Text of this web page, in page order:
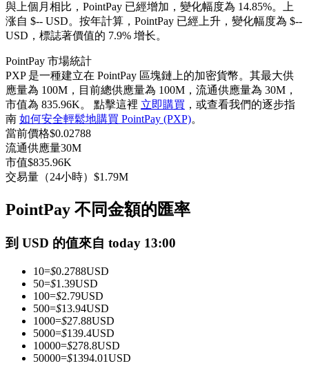
USDC永續
與頂尖交易專家同行
成為跟單交易員
與上個月相比，PointPay 已經增加，變化幅度為 14.85%。上
涨自 $-- USD。 按年計算，PointPay 已經上升，變化幅度為 $--
USD，標誌著價值的 7.9% 增长。
PointPay 市場統計
PXP 是一種建立在 PointPay 區塊鏈上的加密貨幣。其最大供
應量為 100M，目前總供應量為 100M，流通供應量為 30M，
市值為 835.96K。 點擊這裡 立即購買 ，或查看我們的逐步指
南 如何安全輕鬆地購買 PointPay (PXP)。
當前價格$0.02788
流通供應量30M
市值$835.96K
交易量（24小時） $1.79M
PointPay 不同金額的匯率
到 USD 的值來自 today 13:00
10=$0.2788USD
50=$1.39USD
100=$2.79USD
500=$13.94USD
1000=$27.88USD
5000=$139.4USD
10000=$278.8USD
50000=$1394.01USD